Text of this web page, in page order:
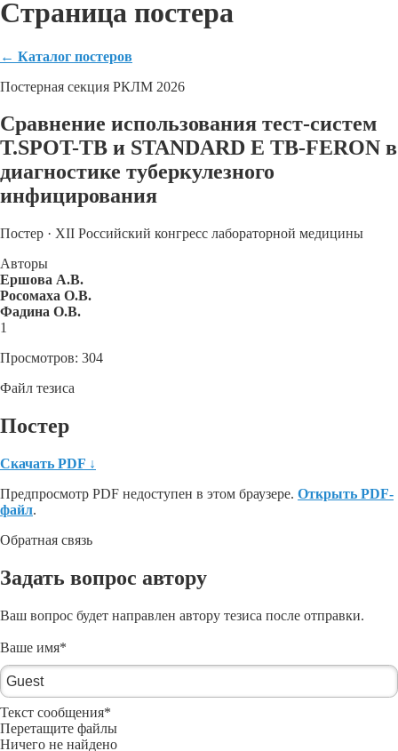
Страница постера
← Каталог постеров
Постерная секция РКЛМ 2026
Сравнение использования тест-систем
T.SPOT-TB и STANDARD E TB-FERON в
диагностике туберкулезного
инфицирования
Постер · XII Российский конгресс лабораторной медицины
Авторы
Ершова А.В.
Росомаха О.В.
Фадина О.В.
1
Просмотров: 304
Файл тезиса
Постер
Скачать PDF ↓
Предпросмотр PDF недоступен в этом браузере. Открыть PDF-
файл.
Обратная связь
Задать вопрос автору
Ваш вопрос будет направлен автору тезиса после отправки.
Ваше имя*
Текст сообщения*
Перетащите файлы
Ничего не найдено